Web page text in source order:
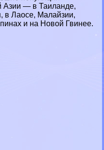
Азии — в Таиланде,
в Лаосе, Малайзии,
и на Новой Гвинее.